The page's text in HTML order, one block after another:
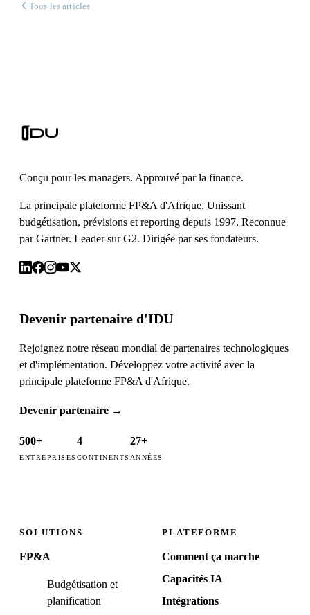
Tous les articles
Conçu pour les managers. Approuvé par la finance.
La principale plateforme FP&A d'Afrique. Unissant
budgétisation, prévisions et reporting depuis 1997. Reconnue
par Gartner. Leader sur G2. Dirigée par ses fondateurs.
Devenir partenaire d'IDU
Rejoignez notre réseau mondial de partenaires technologiques
et d'implémentation. Développez votre activité avec la
principale plateforme FP&A d'Afrique.
Devenir partenaire →
500+
ENTREPRISES
4
CONTINENTS
27+
ANNÉES
SOLUTIONS
FP&A
Budgétisation et
planification
PLATEFORME
Comment ça marche
Capacités IA
Intégrations